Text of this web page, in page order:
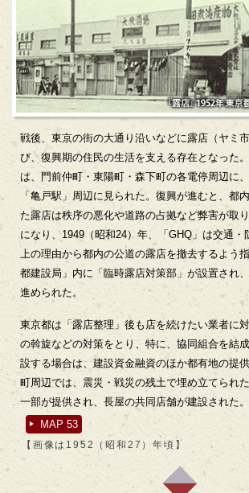
戦後、東京の街の大通り沿いなどに露店（ヤミ
び、復興期の住民の生活を支える存在となった
は、門前仲町・東陽町・森下町の各電停周辺に
「亀戸駅」周辺に見られた。復興が進むと、都
た露店は秩序の悪化や道路の占拠など弊害が取
になり、1949（昭和24）年、「GHQ」は交通・
上の理由から都内の公道の露店を撤去するよう
都建設局」内に「臨時露店対策部」が設置され
進められた。
東京都は「露店整理」後も店を続けたい業者に
の斡旋などの対策をとり、特に、協同組合を結
設する場合は、建設資金融資のほか都有地の提
町周辺では、震災・戦災の残土で埋め立てられ
一部が提供され、長屋の共同店舗が建設された。
MAP 53
【画像は1952（昭和27）年頃】